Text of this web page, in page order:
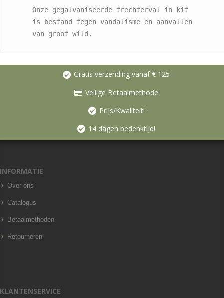
Onze gegalvaniseerde trechterval in kit
is bestand tegen vandalisme en aanvallen
van groot wild.
Gratis verzending vanaf € 125
Veilige Betaalmethode
Prijs/Kwaliteit!
14 dagen bedenktijd!
INFORMATIE
Over ons
Catalogus
Betaalmethoden
Retourneren
KLANTENSERVICE